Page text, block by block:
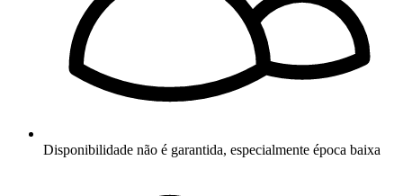
Disponibilidade não é garantida, especialmente época baixa